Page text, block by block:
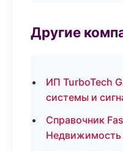
Другие
ИП TurboTech
системы и
Справочник
Недвижимость